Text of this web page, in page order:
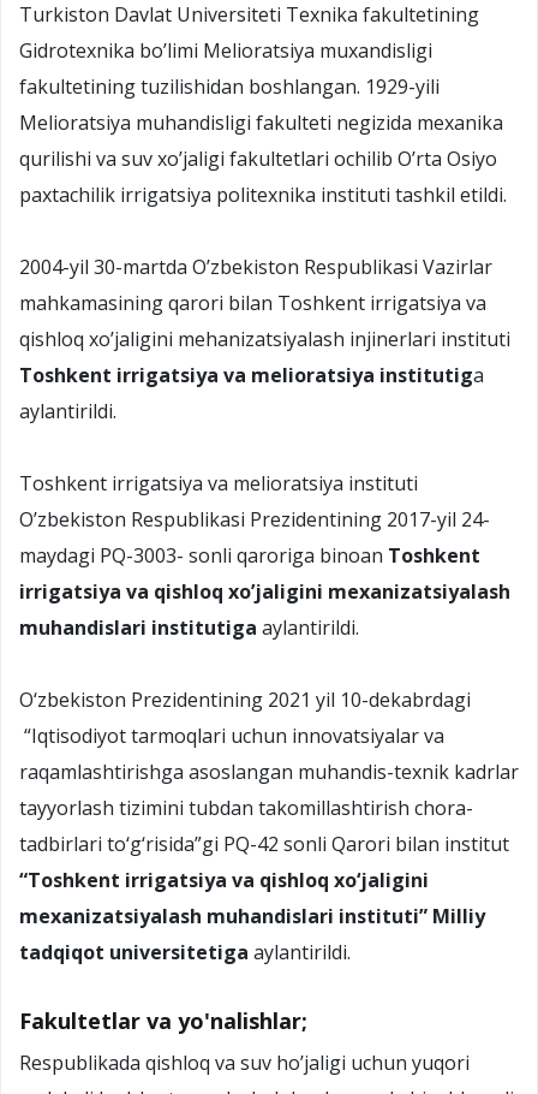
Turkiston Davlat Universiteti Texnika fakultetining
Gidrotexnika bo’limi Melioratsiya muxandisligi
fakultetining tuzilishidan boshlangan. 1929-yili
Melioratsiya muhandisligi fakulteti negizida mexanika
qurilishi va suv xo’jaligi fakultetlari ochilib O’rta Osiyo
paxtachilik irrigatsiya politexnika instituti tashkil etildi.
2004-yil 30-martda O’zbekiston Respublikasi Vazirlar
mahkamasining qarori bilan Toshkent irrigatsiya va
qishloq xo’jaligini mehanizatsiyalash injinerlari instituti
Toshkent irrigatsiya va melioratsiya institutiga
aylantirildi.
Toshkent irrigatsiya va melioratsiya instituti
O’zbekiston Respublikasi Prezidentining 2017-yil 24-
maydagi PQ-3003- sonli qaroriga binoan Toshkent
irrigatsiya va qishloq xo’jaligini mexanizatsiyalash
muhandislari institutiga aylantirildi.
O‘zbekiston Prezidentining 2021 yil 10-dekabrdagi
“Iqtisodiyot tarmoqlari uchun innovatsiyalar va
raqamlashtirishga asoslangan muhandis-texnik kadrlar
tayyorlash tizimini tubdan takomillashtirish chora-
tadbirlari to‘g‘risida”gi PQ-42 sonli Qarori bilan institut
“Toshkent irrigatsiya va qishloq xo‘jaligini
mexanizatsiyalash muhandislari instituti” Milliy
tadqiqot universitetiga aylantirildi.
Fakultetlar va yo'nalishlar;
Respublikada qishloq va suv ho’jaligi uchun yuqori